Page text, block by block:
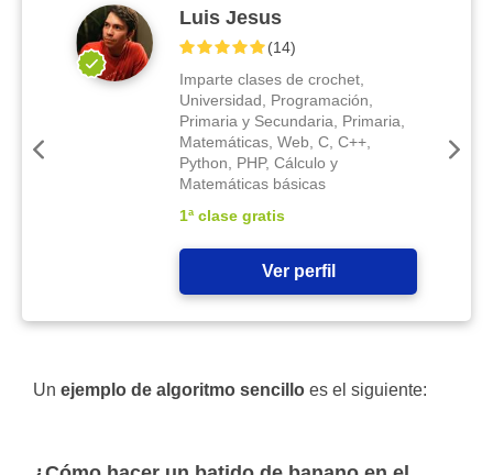
Luis Jesus
(14)
Imparte clases de crochet,
Universidad, Programación,
Primaria y Secundaria, Primaria,
Matemáticas, Web, C, C++,
Python, PHP, Cálculo y
Matemáticas básicas
1ª clase gratis
Ver perfil
Un ejemplo de algoritmo sencillo es el siguiente: